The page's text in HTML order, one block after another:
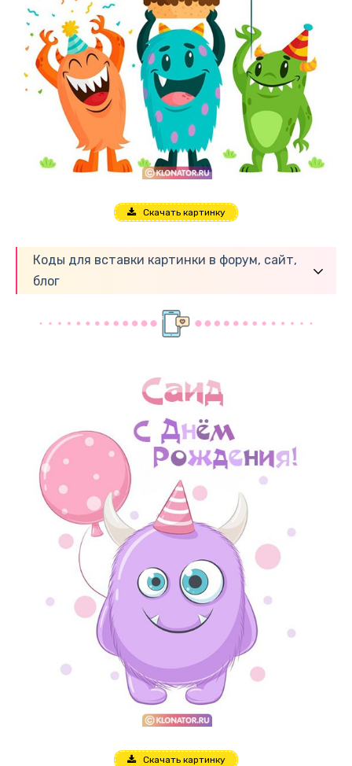
Скачать картинку
Коды для вставки картинки в форум, сайт,
блог
Скачать картинку